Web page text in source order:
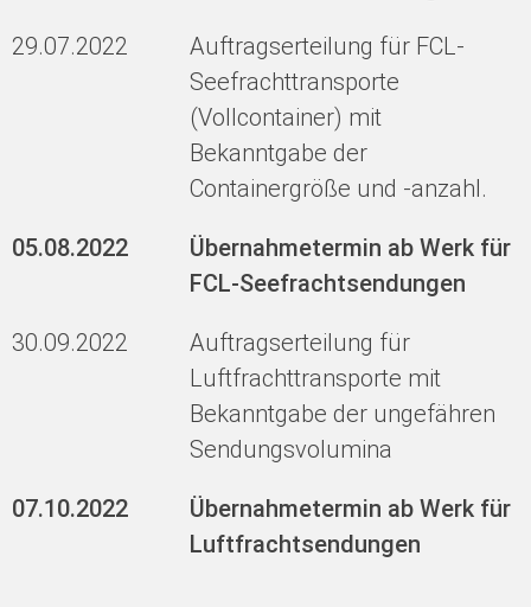
29.07.2022
Auftragserteilung für FCL-
Seefrachttransporte
(Vollcontainer) mit
Bekanntgabe der
Containergröße und -anzahl.
05.08.2022
Übernahmetermin ab Werk für
FCL-Seefrachtsendungen
30.09.2022
Auftragserteilung für
Luftfrachttransporte mit
Bekanntgabe der ungefähren
Sendungsvolumina
07.10.2022
Übernahmetermin ab Werk für
Luftfrachtsendungen